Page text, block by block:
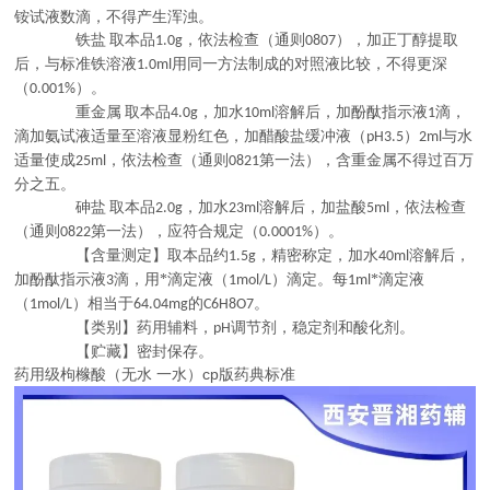
铵试液数滴，不得产生浑浊。
铁盐 取本品1.0g ，依法检查（通则0807），加正丁醇提取
后，与标准铁溶液1.0ml用同一方法制成的对照液比较，不得更深
（0.001%）。
重金属 取本品4.0g ，加水10ml溶解后，加酚酞指示液1滴，
滴加氨试液适量至溶液显粉红色，加醋酸盐缓冲液（ pH3.5）2ml与水
适量使成25ml ，依法检查（通则0821第一法），含重金属不得过百万
分之五。
砷盐 取本品2.0g ，加水23ml溶解后，加盐酸5ml ，依法检查
（通则0822第一法），应符合规定（0.0001%）。
【含量测定】取本品约1.5g ，精密称定，加水40ml溶解后，
加酚酞指示液3滴，用*滴定液（ 1mol/L）滴定。每1ml*滴定液
（ 1mol/L）相当于64.04mg的C6H8O7。
【类别】药用辅料， pH调节剂，稳定剂和酸化剂。
【贮藏】密封保存。
药用级枸橼酸（无水 一水）cp版药典标准